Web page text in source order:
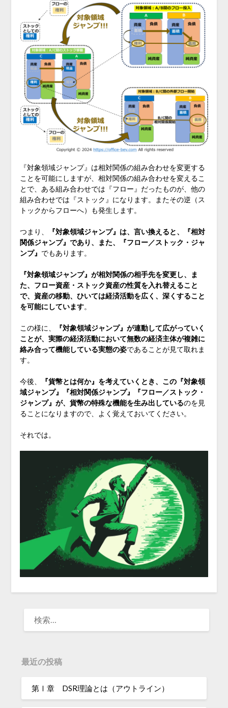
『対象領域ジャンプ』は相対関係の組み合わせを変更する
ことを可能にしますが、相対関係の組み合わせを変えるこ
とで、ある組み合わせでは『フロー』だったものが、他の
組み合わせでは『ストック』になります。またその逆（ス
トックからフローへ）も発生します。
つまり、
『対象領域ジャンプ』は、言い換えると、『相対
関係ジャンプ』であり、また、『フロー／ストック・ジャ
ンプ』 でもあります。
『対象領域ジャンプ』が相対関係の相手先を変更し、ま
た、フロー資産・ストック資産の性質を入れ替えること
で、資産の移動、ひいては経済活動を広く、深くすること
を可能にしています。
この様に、
『対象領域ジャンプ』が連動して広がっていく
ことが、実際の経済活動において無数の経済主体が複雑に
絡み合って機能している実態の姿であることが見て取れま
す。
今後、
『貨幣とは何か』を考えていくとき、この『対象領
域ジャンプ』『相対関係ジャンプ』『フロー／ストック・
ジャンプ』が、貨幣の特殊な機能を生み出しているのを見
ることになりますので、よく覚えておいてください。
それでは。
最近の投稿
第Ⅰ章 DSR理論とは（アウトライン）